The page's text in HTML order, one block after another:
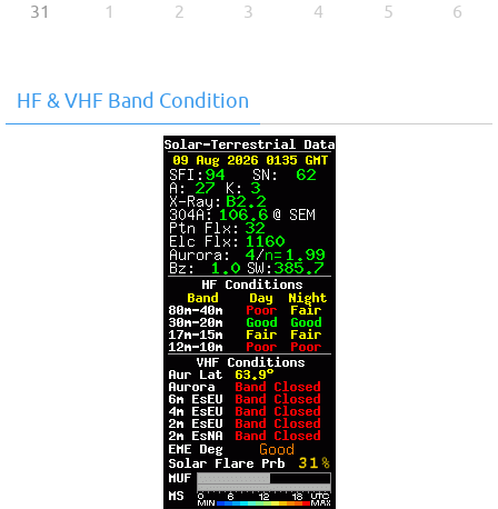
31 1 2 3 4 5 6
HF & VHF Band Condition